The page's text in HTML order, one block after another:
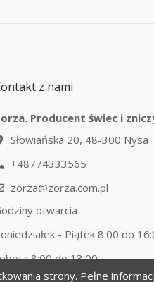
z nami
Producent świec i
Słowiańska 20, 48-300 Nysa
+48774333565
zorza@zorza.com.pl
otwarcia
- Piątek 8:00 do
8:00 do 13:00
strony. Pełne